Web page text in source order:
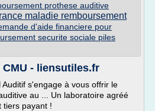
prothese auditive
maladie remboursement
d'aide financiere pour
securite sociale piles
- liensutiles.fr
s'engage à vous offrir le
au ... Un laboratoire agréé
tiers payant !